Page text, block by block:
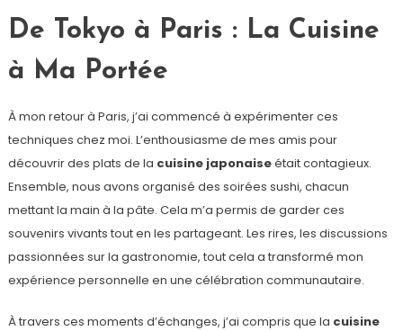
De Tokyo à Paris : La Cuisine
à Ma Portée
À mon retour à Paris, j’ai commencé à expérimenter ces
techniques chez moi. L’enthousiasme de mes amis pour
découvrir des plats de la cuisine japonaiseétait contagieux.
Ensemble, nous avons organisé des soirées sushi, chacun
mettant la main à la pâte. Cela m’a permis de garder ces
souvenirs vivants tout en les partageant. Les rires, les discussions
passionnées sur la gastronomie, tout cela a transformé mon
expérience personnelle en une célébration communautaire.
À travers ces moments d’échanges, j’ai compris que la cuisine